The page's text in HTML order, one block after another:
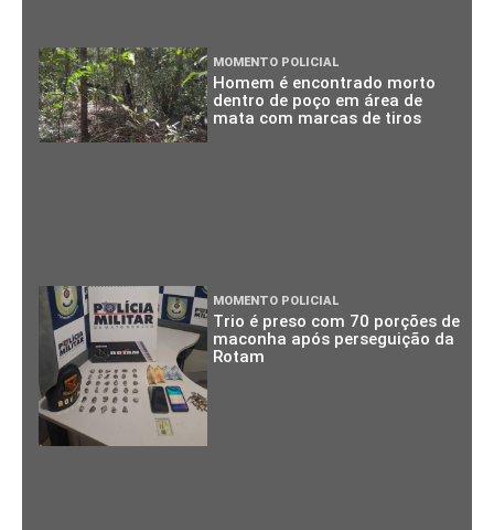
MOMENTO POLICIAL
Homem é encontrado morto
dentro de poço em área de
mata com marcas de tiros
MOMENTO POLICIAL
Trio é preso com 70 porções de
maconha após perseguição da
Rotam